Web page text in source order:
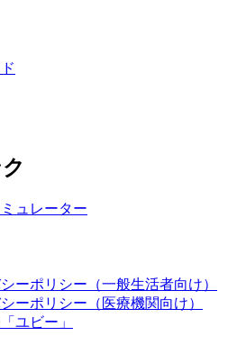
ュレーター
ーポリシー（一般生活者向け）
ーポリシー（医療機関向け）
ユビー」